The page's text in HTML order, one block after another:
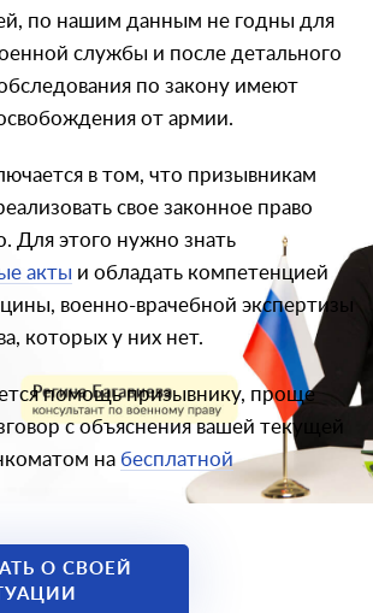
по нашим данным не годны для
службы и после детального
по закону имеют
от армии.
в том, что призывникам
свое законное право
Для этого нужно знать
акты и обладать компетенцией
военно-врачебной экспертизы
которых у них нет.
помощь призывнику, проще
с объяснения вашей текущей
на бесплатной
О СВОЕЙ